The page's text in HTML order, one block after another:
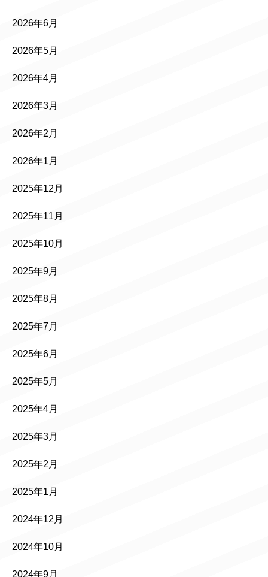
2026年6月
2026年5月
2026年4月
2026年3月
2026年2月
2026年1月
2025年12月
2025年11月
2025年10月
2025年9月
2025年8月
2025年7月
2025年6月
2025年5月
2025年4月
2025年3月
2025年2月
2025年1月
2024年12月
2024年10月
2024年9月